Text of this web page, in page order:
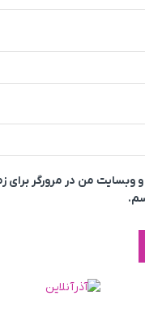
وبسایت من در مرورگر برای